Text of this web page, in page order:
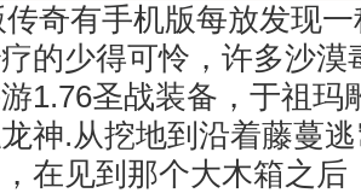
奇有手机版每放发现一
的少得可怜，许多沙漠
1.76圣战装备，于祖玛
神.从挖地到沿着藤蔓
在见到那个大木箱之后